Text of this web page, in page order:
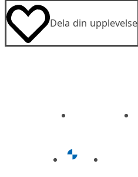
Dela din upplevelse